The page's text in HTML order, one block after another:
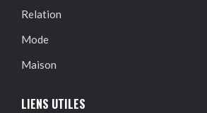
Relation
Mode
Maison
LIENS UTILES